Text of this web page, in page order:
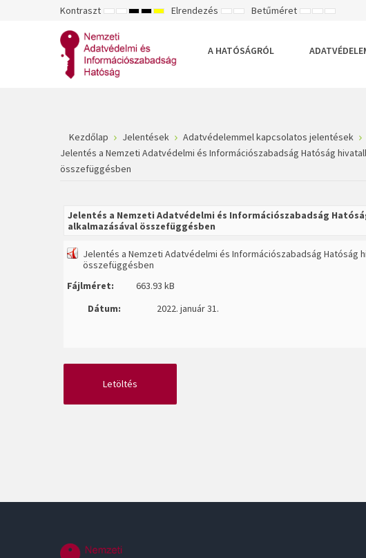
Kontraszt ALAPÉRTELMEZETT
ÉJSZAKAI
NAGY
FEHÉR
MÓD
NAGY
SÁRGA
MÓD
NAGY
MÓD
Elrendezés RÖGZÍTETT
SZÉLES
Betűméret KISEBBNAGYOBB
A HATÓSÁGRÓL
Kezdőlap Jelentések
Adatvédelemmel kapcsolatos jelentések
Jelentés a Nemzeti Adatvédelmi és Információszabadság Hatóság
összefüggésben
Jelentés a Nemzeti Adatvédelmi és Információszabadság
alkalmazásával összefüggésben
Jelentés a Nemzeti Adatvédelmi és Információszabadság
összefüggésben
Fájlméret:
663.93 kB
Dátum:
2022. január 31.